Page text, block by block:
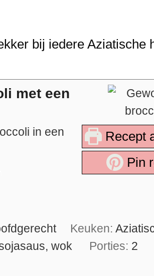
bij iedere Aziatische
Recept
Pin
met een
in een
Keuken:
wok Porties: 2